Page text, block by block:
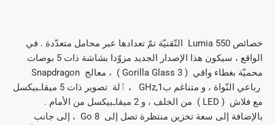
خصائص Lumia 550 التّقنيّة تمّ تعدادها عبر محامل متعدّدة . في
الواقع ، سيكون هذا الإصدار الجديد مزوّدا بشاشة ذات 5 بوصات
محميّة بغطاء واقي ( Gorilla Glass 3 ) ، معالج Snapdragon
رباعي النّواة ، و متناغم ب1,GHz ، ٱلة تصوير ذات 5 ميقاـبيكسل
مع فلاش ( LED ) من الخلف ، و 2 ميقاـبيكسل من الأمام .
بالإضافة إلى سعة تخزين منتظرة تصل إلى 8 Go ، إلى جانب